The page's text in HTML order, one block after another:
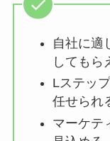
自社に適
してもら
Lステッ
任せられ
マーケテ